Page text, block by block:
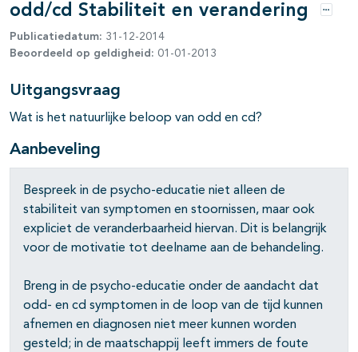
open- en dichtklappen
odd/cd Stabiliteit en verandering Opties
Publicatiedatum: 31-12-2014
Beoordeeld op geldigheid: 01-01-2013
Uitgangsvraag
Wat is het natuurlijke beloop van odd en cd?
Aanbeveling
Bespreek in de psycho-educatie niet alleen de
stabiliteit van symptomen en stoornissen, maar ook
expliciet de veranderbaarheid hiervan. Dit is belangrijk
voor de motivatie tot deelname aan de behandeling.
Breng in de psycho-educatie onder de aandacht dat
odd- en cd symptomen in de loop van de tijd kunnen
afnemen en diagnosen niet meer kunnen worden
gesteld; in de maatschappij leeft immers de foute